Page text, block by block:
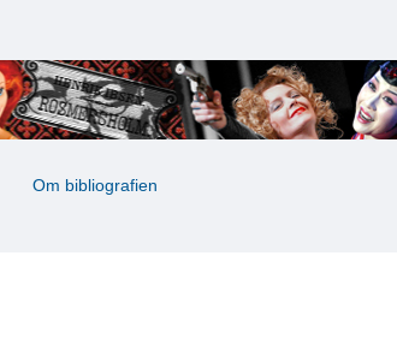
Om bibliografien